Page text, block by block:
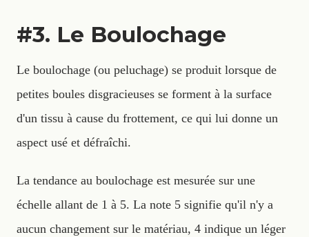
#3. Le Boulochage
Le boulochage (ou peluchage) se produit lorsque de
petites boules disgracieuses se forment à la surface
d'un tissu à cause du frottement, ce qui lui donne un
aspect usé et défraîchi.
La tendance au boulochage est mesurée sur une
échelle allant de 1 à 5. La note 5 signifie qu'il n'y a
aucun changement sur le matériau, 4 indique un léger